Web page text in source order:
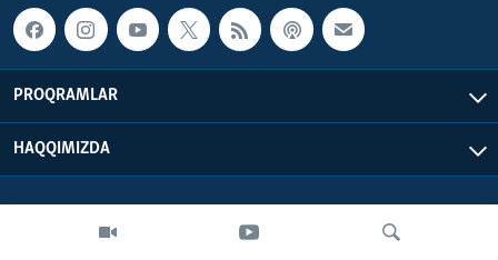
PROQRAMLAR
HAQQIMIZDA